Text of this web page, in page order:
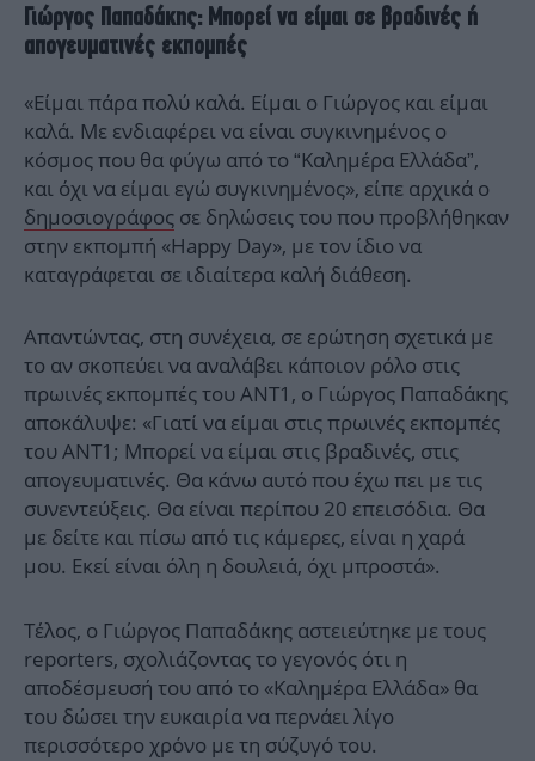
Γιώργος Παπαδάκης: Μπορεί να είμαι σε βραδινές ή
απογευματινές εκπομπές
«Είμαι πάρα πολύ καλά. Είμαι ο Γιώργος και είμαι
καλά. Με ενδιαφέρει να είναι συγκινημένος ο
κόσμος που θα φύγω από το “Καλημέρα Ελλάδα”,
και όχι να είμαι εγώ συγκινημένος», είπε αρχικά ο
δημοσιογράφος σε δηλώσεις του που προβλήθηκαν
στην εκπομπή «Happy Day», με τον ίδιο να
καταγράφεται σε ιδιαίτερα καλή διάθεση.
Απαντώντας, στη συνέχεια, σε ερώτηση σχετικά με
το αν σκοπεύει να αναλάβει κάποιον ρόλο στις
πρωινές εκπομπές του ΑΝΤ1, ο Γιώργος Παπαδάκης
αποκάλυψε: «Γιατί να είμαι στις πρωινές εκπομπές
του ΑΝΤ1; Μπορεί να είμαι στις βραδινές, στις
απογευματινές. Θα κάνω αυτό που έχω πει με τις
συνεντεύξεις. Θα είναι περίπου 20 επεισόδια. Θα
με δείτε και πίσω από τις κάμερες, είναι η χαρά
μου. Εκεί είναι όλη η δουλειά, όχι μπροστά».
Τέλος, ο Γιώργος Παπαδάκης αστειεύτηκε με τους
reporters, σχολιάζοντας το γεγονός ότι η
αποδέσμευσή του από το «Καλημέρα Ελλάδα» θα
του δώσει την ευκαιρία να περνάει λίγο
περισσότερο χρόνο με τη σύζυγό του.